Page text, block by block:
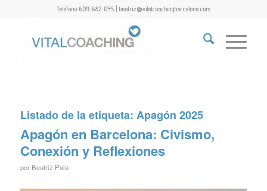
Teléfono 609 682 045 | beatriz@vitalcoachingbarcelona.com
Listado de la etiqueta: Apagón 2025
Apagón en Barcelona: Civismo,
Conexión y Reflexiones
por Beatriz Palá